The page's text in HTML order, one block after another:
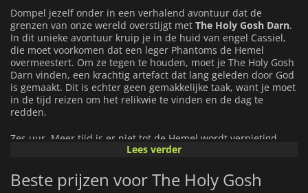
3.20€
Dompel jezelf onder in een verhalend avontuur dat de
grenzen van onze wereld overstijgt met The Holy Gosh Darn.
In dit unieke avontuur kruip je in de huid van engel Cassiel,
die moet voorkomen dat een leger Phantoms de Hemel
overmeestert. Om ze tegen te houden, moet je The Holy Gosh
Darn vinden, een krachtig artefact dat lang geleden door God
is gemaakt. Dit is echter geen gemakkelijke taak, want je moet
in de tijd reizen om het relikwie te vinden en de dag te
redden.
Zes uur. Meer tijd is er niet tot de Hemel wordt vernietigd.
Om de Hemel te redden, bezoek je Hemel, Hel, Aarde en
artefact kunt vinden. Maar als je tussen verschillende
tijdperken springt, merk je al snel dat jouw acties de
Lees verder
Beste prijzen voor The Holy Gosh